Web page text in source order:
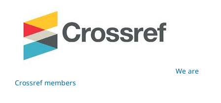
We are
Crossref members